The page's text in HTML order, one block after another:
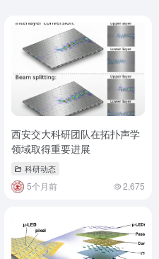
西安交大科研团队在拓扑声学
领域取得重要进展
科研动态
5个月前 2,675